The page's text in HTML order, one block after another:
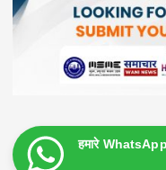
हमारे